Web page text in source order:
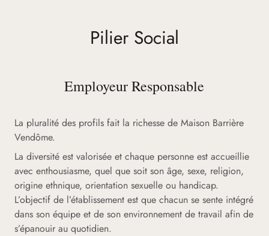
Pilier Social
Employeur Responsable
La pluralité des profils fait la richesse de Maison Barrière
Vendôme.
La diversité est valorisée et chaque personne est accueillie
avec enthousiasme, quel que soit son âge, sexe, religion,
origine ethnique, orientation sexuelle ou handicap.
L’objectif de l’établissement est que chacun se sente intégré
dans son équipe et de son environnement de travail afin de
s’épanouir au quotidien.